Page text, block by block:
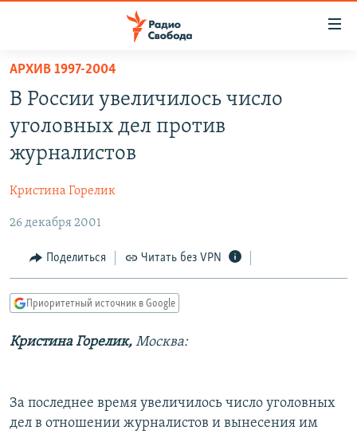
упрощенного
доступа
основному
Вернутся
навигации
Вернутся
поиску
МНЕНИЯ
КУЛЬТУРА
IDEL.РЕАЛИИ
СЕВЕР.РЕАЛИИ
СИБИРЬ.РЕАЛИИ
ПОДПИШИТЕСЬ НА РАССЫЛКУ
АРХИВ 1997-2004
В России увеличилось число
уголовных дел против
журналистов
Кристина Горелик
26 декабря 2001
Поделиться Читать без VPN
Приоритетный источник в Google
Кристина Горелик, Москва:
За последнее время увеличилось число уголовных
дел в отношении журналистов и вынесения им